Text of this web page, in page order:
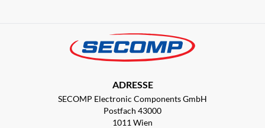
ADRESSE
SECOMP Electronic Components GmbH
Postfach 43000
1011 Wien